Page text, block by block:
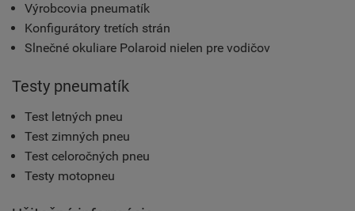
Výrobcovia pneumatík
Konfigurátory tretích strán
Slnečné okuliare Polaroid nielen pre vodičov
Testy pneumatík
Test letných pneu
Test zimných pneu
Test celoročných pneu
Testy motopneu